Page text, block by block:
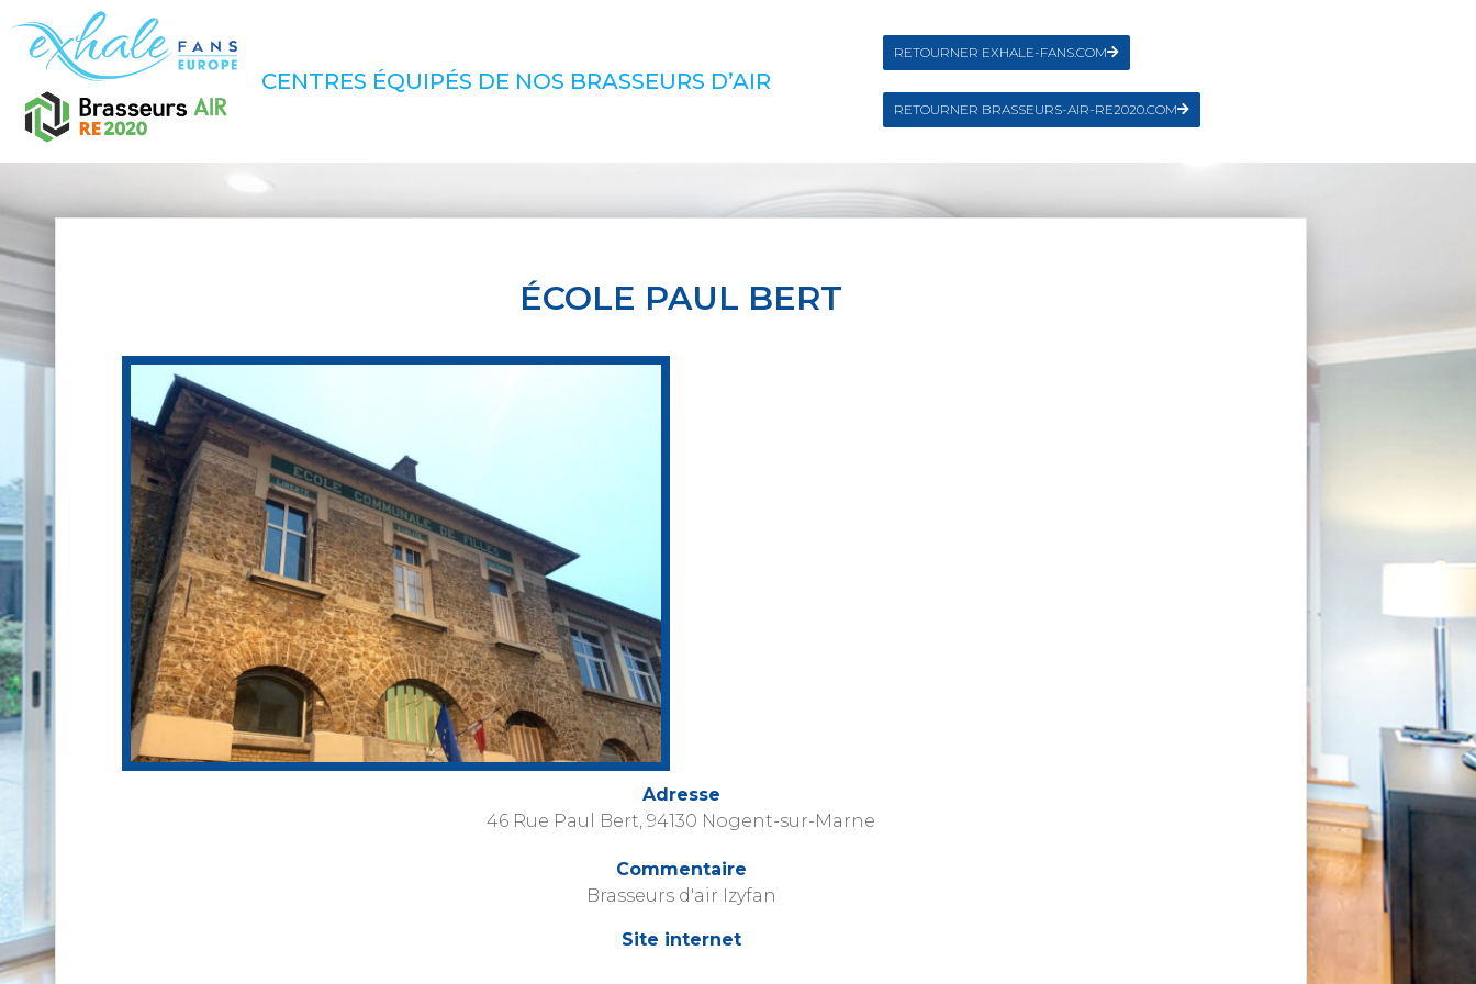
CENTRES ÉQUIPÉS DE NOS BRASSEURS D’AIR
RETOURNER EXHALE-FANS.COM
RETOURNER BRASSEURS-AIR-RE2020.COM
ÉCOLE PAUL BERT
Adresse
46 Rue Paul Bert, 94130 Nogent-sur-Marne
Commentaire
Brasseurs d'air Izyfan
Site internet